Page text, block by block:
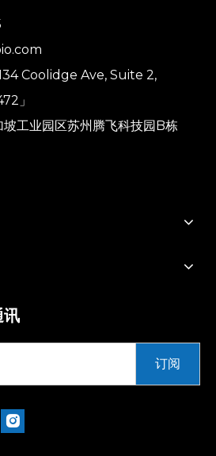
Coolidge Ave, Suite 2,
」
工业园区苏州腾飞科技园B栋
讯
订阅